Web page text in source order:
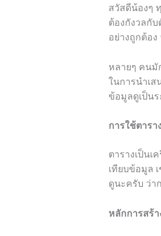
สวัสดีน้องๆ
ต้องกังวลกั
อย่างถูกต้อ
หลายๆ คนมั
ในการนำเ
ข้อมูลดูเป็นร
การใช้ตาร
ตารางเป็นเ
เทียบข้อมูล
ดูนะครับ ว่า
หลักการสร้า